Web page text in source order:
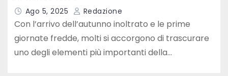
Ago 5, 2025 Redazione
Con l’arrivo dell’autunno inoltrato e le prime
giornate fredde, molti si accorgono di trascurare
uno degli elementi più importanti della…